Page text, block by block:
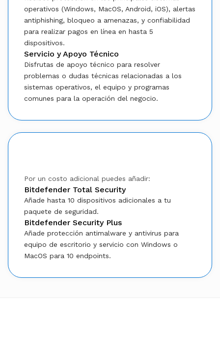
operativos (Windows, MacOS, Android, iOS), alertas
antiphishing, bloqueo a amenazas, y confiabilidad
para realizar pagos en línea en hasta 5
dispositivos.
Servicio y Apoyo Técnico
Disfrutas de apoyo técnico para resolver
problemas o dudas técnicas relacionadas a los
sistemas operativos, el equipo y programas
comunes para la operación del negocio.
Por un costo adicional puedes añadir:
Bitdefender Total Security
Añade hasta 10 dispositivos adicionales a tu
paquete de seguridad.
Bitdefender Security Plus
Añade protección antimalware y antivirus para
equipo de escritorio y servicio con Windows o
MacOS para 10 endpoints.